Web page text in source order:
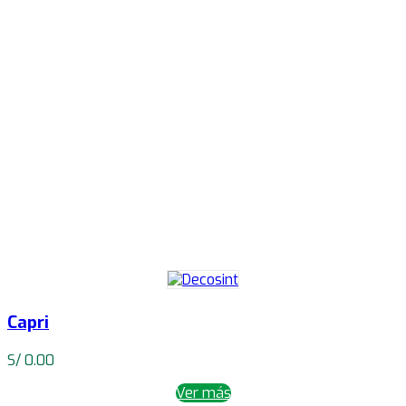
Capri
S/0.00
Ver más